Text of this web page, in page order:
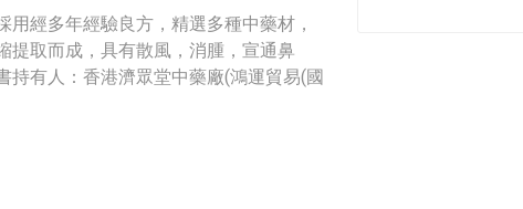
用經多年經驗良方，精選多種中藥材，
提取而成，具有散風，消腫，宣通鼻
持有人：香港濟眾堂中藥廠(鴻運貿易(國